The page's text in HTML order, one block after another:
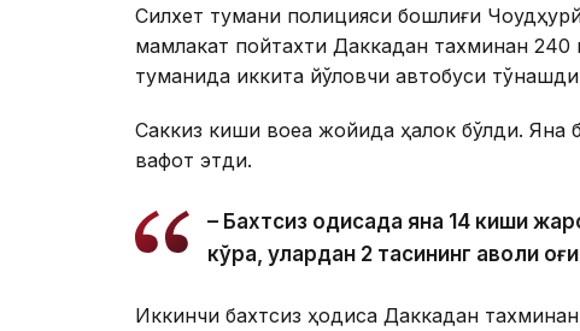
Силхет тумани полицияси бошлиғи
мамлакат пойтахти Даккадан тахминан
туманида иккита йўловчи автобуси
Саккиз киши воқеа жойида ҳалок бўлди.
вафот этди.
– Бахтсиз ҳодисада яна 14 киши
кўра, улардан 2 тасининг аҳволи
Иккинчи бахтсиз ҳодиса Даккадан